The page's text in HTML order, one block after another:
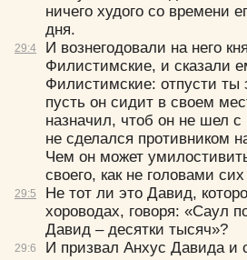
29:4
29:5
29:6
ничего худого со времени
дня.
И вознегодовали на него
Филистимские, и сказали
Филистимские: отпусти ты
пусть он сидит в своем
назначил, чтоб он не шел
не сделался противником
Чем он может
своего, как не головами
Не тот ли это Давид,
хороводах, говоря: «Саул
Давид – десятки тысяч»?
И призвал Анхус Давида и